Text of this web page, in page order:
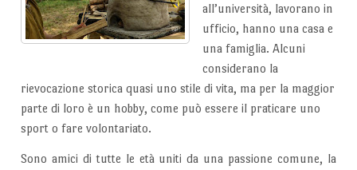
all’università, lavorano in
ufficio, hanno una casa e
una famiglia. Alcuni
considerano la
rievocazione storica quasi uno stile di vita, ma per la maggior
parte di loro è un hobby, come può essere il praticare uno
sport o fare volontariato.
Sono amici di tutte le età uniti da una passione comune, la